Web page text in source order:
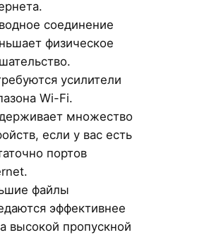
соединение
физическое
усилители
Wi-Fi.
множество
если у вас есть
портов
файлы
эффективнее
высокой пропускной